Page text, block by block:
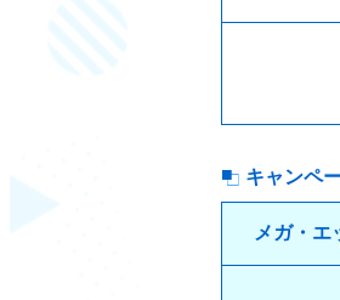
キャンペ
メガ・エ